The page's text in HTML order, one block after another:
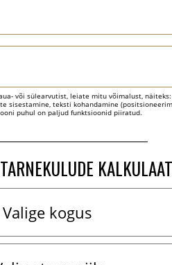
või sülearvutist, leiate mitu võimalust,
sisestamine, teksti kohandamine
puhul on paljud funktsioonid piiratud.